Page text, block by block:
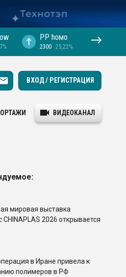
PP hомо
2300 25,22%
ВХОД / РЕГИСТРАЦИЯ
ВИДЕОКАНАЛ
мировая выставка
CHINAPLAS 2026 открывается
в Иране привела к
полимеров в РФ